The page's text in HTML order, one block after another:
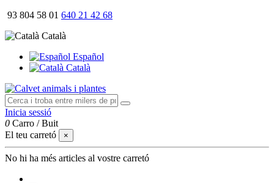
93 804 58 01 640 21 42 68
Català
Español
Català
Inicia sessió
0 Carro /Buit
El teu carretó
×
No hi ha més articles al vostre carretó